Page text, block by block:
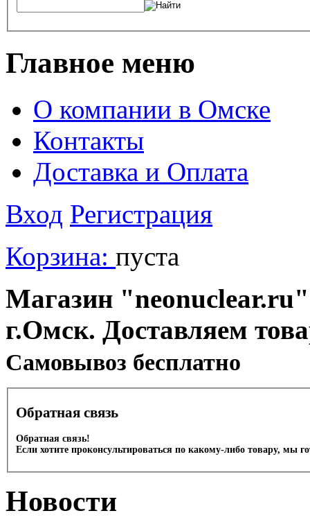
Главное меню
О компании в Омске
Контакты
Доставка и Оплата
Вход Регистрация
Корзина: пуста
Магазин
г.Омск. Доставляем
Cамовывоз бесплатно
Обратная связь
Обратная связь!
Если хотите проконсультироваться по какому-либо товару, мы
Новости